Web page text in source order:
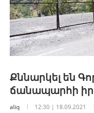
Քննարկել են
ճանապարհի
aliq 12:30 | 18.09.2021